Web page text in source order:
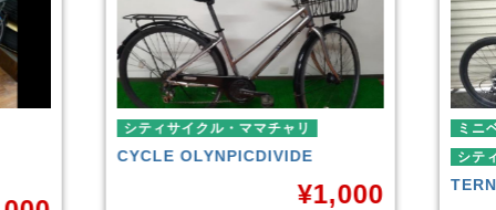
¥1,000
ミニベロ
シティサイクル・ママチャリ
SURGE 2021年モデル